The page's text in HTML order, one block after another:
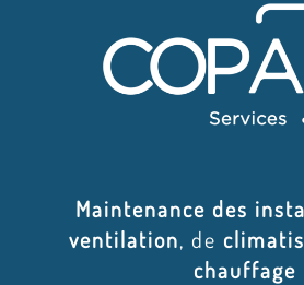
Maintenance des
ventilation, de
chauffage